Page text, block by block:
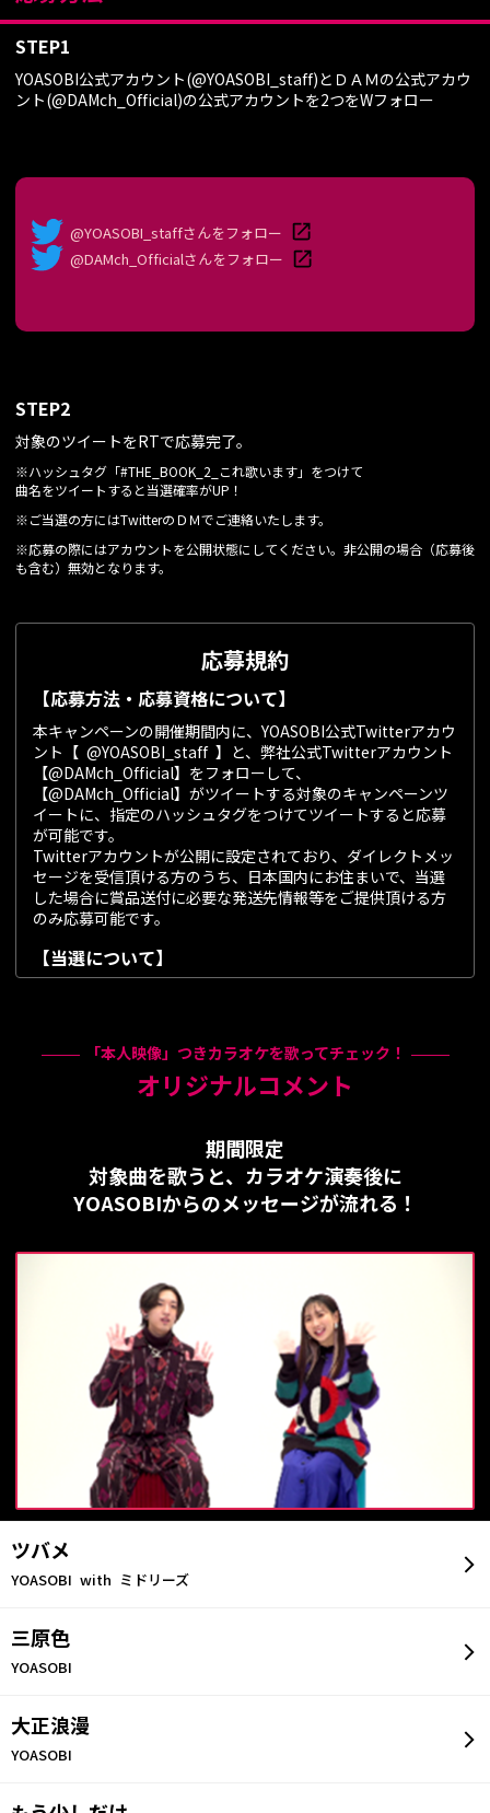
STEP1
YOASOBI公式アカウント(@YOASOBI_staff)とＤＡＭの公式アカウ
ント(@DAMch_Official)の公式アカウントを2つをWフォロー
@YOASOBI_staffさんをフォロー
@DAMch_Officialさんをフォロー
STEP2
対象のツイートをRTで応募完了。
※ハッシュタグ「#THE_BOOK_2_これ歌います」をつけて
曲名をツイートすると当選確率がUP！
※ご当選の方にはTwitterのＤＭでご連絡いたします。
※応募の際にはアカウントを公開状態にしてください。非公開の場合（応募後
も含む）無効となります。
応募規約
【応募方法・応募資格について】
本キャンペーンの開催期間内に、YOASOBI公式Twitterアカウ
ント【 @YOASOBI_staff 】と、弊社公式Twitterアカウント
【@DAMch_Official】をフォローして、
【@DAMch_Official】がツイートする対象のキャンペーンツ
イートに、指定のハッシュタグをつけてツイートすると応募
が可能です。
Twitterアカウントが公開に設定されており、ダイレクトメッ
セージを受信頂ける方のうち、日本国内にお住まいで、当選
した場合に賞品送付に必要な発送先情報等をご提供頂ける方
のみ応募可能です。
【当選について】
情報等のお伺いをいたします。
フォローが解除されＤＭが送れない場合は当選を無効とさせ
ていただきます。
合、当選を無効とさせていただきます。
Twitterアカウントの凍結、削除、IDの変更等、ＤＭが送れな
い場合については当選を無効とさせていただきます。
当選のご連絡後、必要な情報をご提供いただけない場合、当
発送先情報を所定の期日までにご連絡いただけない場合、当
選を無効とさせていただきます。
賞品の送付先として同一の住所や、電話番号が複数登録され
た場合、登録いただいた日時が一番早い宛先のみを有効と
し、以降の登録（当選）は無効とさせていただく場合がござ
います。
当選が無効となった場合、その後、賞品の送付依頼をいただ
いたとしても一切受け付けかねます。
当選に関するお問い合わせには一切お答えいたしかねます。
【当選後の流れ】
賞品の再発送はできません。賞品が宛所不明や長期不在など
の事情により返送された場合は、当選を無効とさせていただ
きます。
賞品の発送は、日本国内に限ります。
合があります。
とし、お客様は、本キャンペーンおよび本サイトの運営方法
に従うものとし、その運営方法に一切異議を申し立てないも
のとします。
他のキャンペーンに重複して当選頂けない場合があります。
「本人映像」つきカラオケを歌ってチェック！
オリジナルコメント
期間限定
対象曲を歌うと、カラオケ演奏後に
YOASOBIからのメッセージが流れる！
ツバメ
YOASOBI with ミドリーズ
三原色
YOASOBI
大正浪漫
YOASOBI